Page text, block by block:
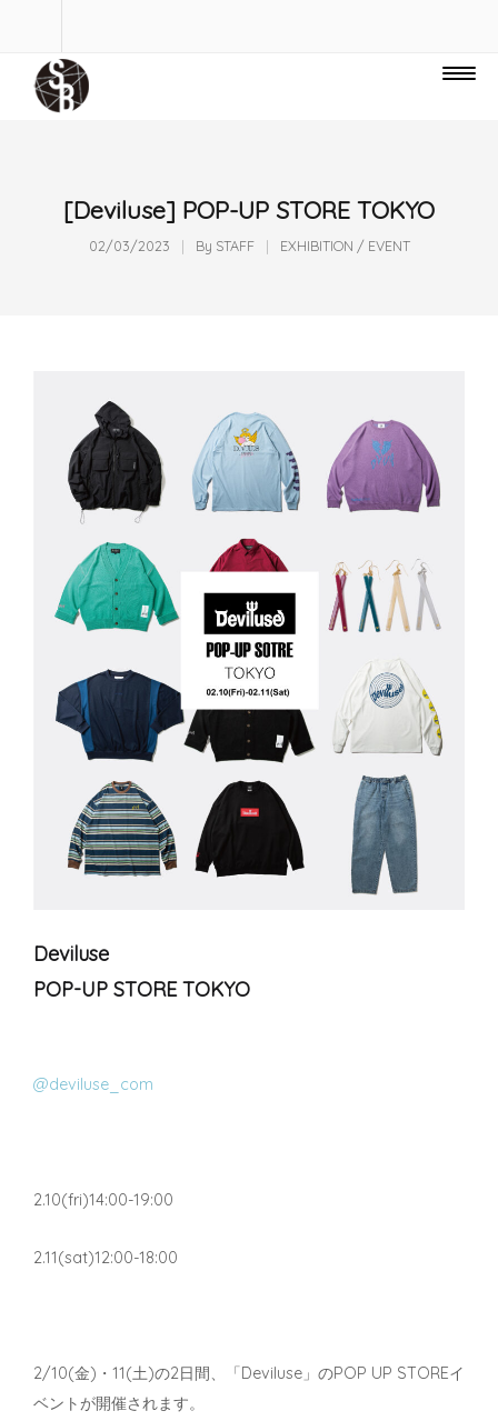
[Deviluse] POP-UP STORE TOKYO
02/03/2023 By STAFF EXHIBITION / EVENT
Deviluse
POP-UP STORE TOKYO
@deviluse_com
2.10(fri)14:00-19:00
2.11(sat)12:00-18:00
2/10(金)・11(土)の2日間、「Deviluse」のPOP UP STOREイ
ベントが開催されます。